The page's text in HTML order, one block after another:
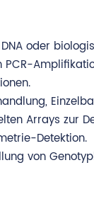
oder
Arrays zur
Detektion.
von